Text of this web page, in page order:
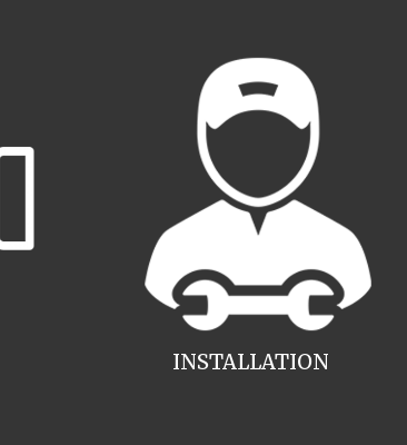
INSTALLATION